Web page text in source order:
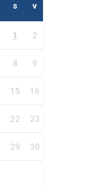
s v
1 2
8 9
15 16
22 23
29 30